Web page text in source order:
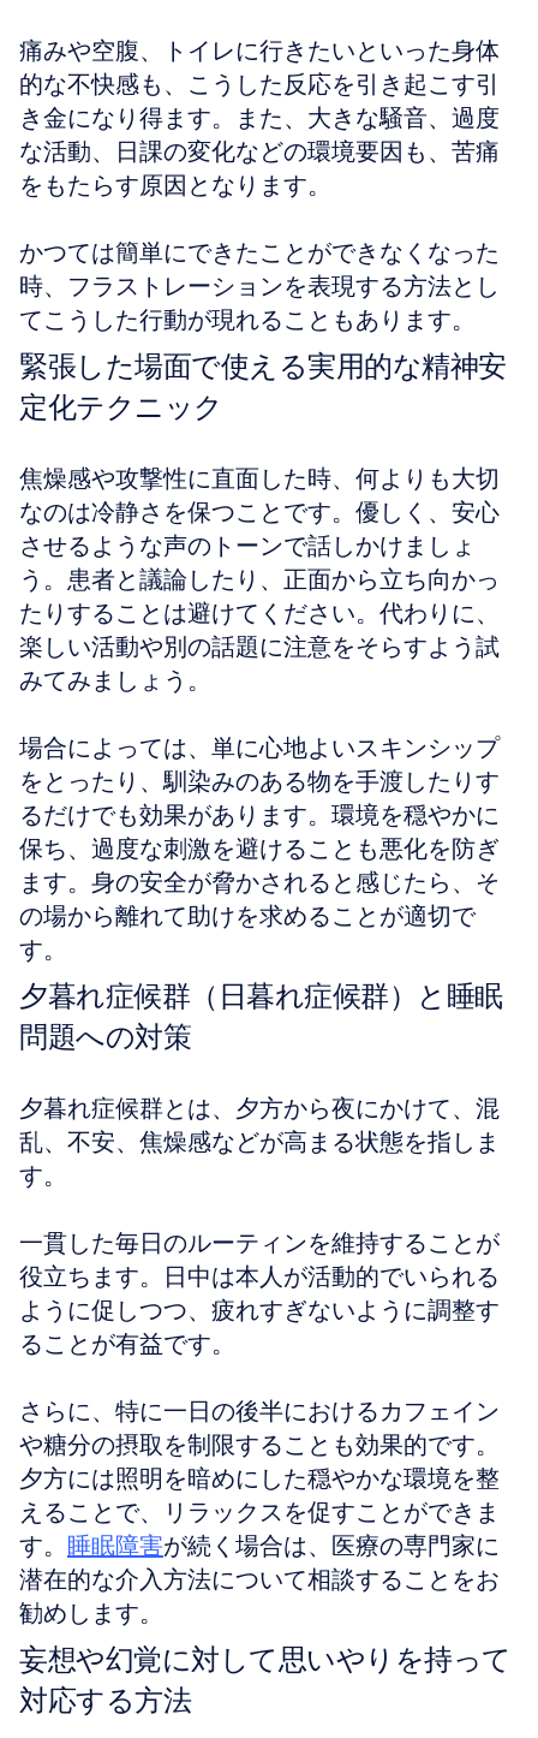
痛みや空腹、トイレに行きたいといった身体
的な不快感も、こうした反応を引き起こす引
き金になり得ます。また、大きな騒音、過度
な活動、日課の変化などの環境要因も、苦痛
をもたらす原因となります。
かつては簡単にできたことができなくなった
時、フラストレーションを表現する方法とし
てこうした行動が現れることもあります。
緊張した場面で使える実用的な精神安
定化テクニック
焦燥感や攻撃性に直面した時、何よりも大切
なのは冷静さを保つことです。優しく、安心
させるような声のトーンで話しかけましょ
う。患者と議論したり、正面から立ち向かっ
たりすることは避けてください。代わりに、
楽しい活動や別の話題に注意をそらすよう試
みてみましょう。
場合によっては、単に心地よいスキンシップ
をとったり、馴染みのある物を手渡したりす
るだけでも効果があります。環境を穏やかに
保ち、過度な刺激を避けることも悪化を防ぎ
ます。身の安全が脅かされると感じたら、そ
の場から離れて助けを求めることが適切で
す。
夕暮れ症候群（日暮れ症候群）と睡眠
問題への対策
夕暮れ症候群とは、夕方から夜にかけて、混
乱、不安、焦燥感などが高まる状態を指しま
す。
一貫した毎日のルーティンを維持することが
役立ちます。日中は本人が活動的でいられる
ように促しつつ、疲れすぎないように調整す
ることが有益です。
さらに、特に一日の後半におけるカフェイン
や糖分の摂取を制限することも効果的です。
夕方には照明を暗めにした穏やかな環境を整
えることで、リラックスを促すことができま
す。 睡眠障害が続く場合は、医療の専門家に
潜在的な介入方法について相談することをお
勧めします。
妄想や幻覚に対して思いやりを持って
対応する方法